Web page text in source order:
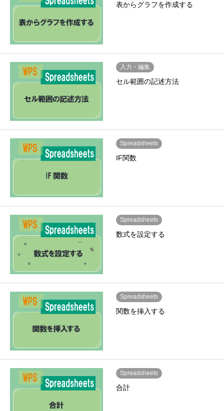
表からグラフを作成する
入力・編集
セル範囲の記述方法
Spreadsheets
IF関数
Spreadsheets
数式を設定する
Spreadsheets
関数を挿入する
Spreadsheets
合計